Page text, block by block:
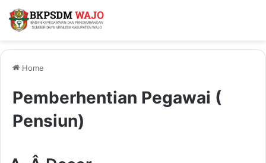
Home
Pemberhentian Pegawai (
Pensiun)